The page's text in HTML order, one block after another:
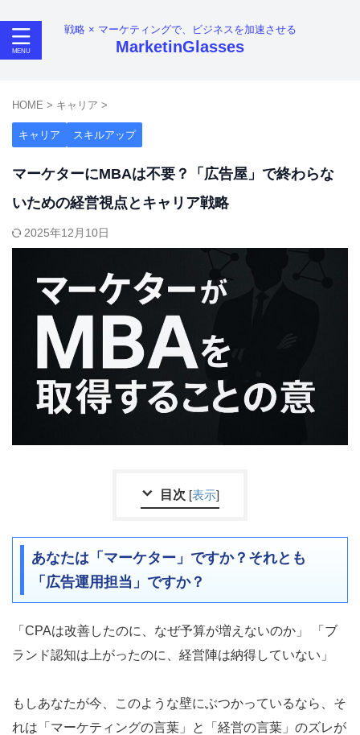
戦略 × マーケティングで、ビジネスを加速させる
MarketinGlasses
HOME > キャリア >
キャリア スキルアップ
マーケターにMBAは不要？「広告屋」で終わらな
いための経営視点とキャリア戦略
2025年12月10日
目次 [表示]
あなたは「マーケター」ですか？それとも
「広告運用担当」ですか？
「CPAは改善したのに、なぜ予算が増えないのか」 「ブ
ランド認知は上がったのに、経営陣は納得していない」
もしあなたが今、このような壁にぶつかっているなら、そ
れは「マーケティングの言葉」と「経営の言葉」のズレが